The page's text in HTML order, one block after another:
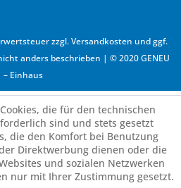
zzgl.Versandkosten und ggf.
anders beschrieben | © 2020 GENEU
– Einhaus
die für den technischen
sind und stets gesetzt
die den Komfort bei Benutzung
Direktwerbung dienen oder die
und sozialen Netzwerken
nur mit Ihrer Zustimmung gesetzt.